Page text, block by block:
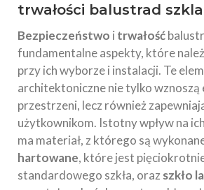
trwałości balustrad
Bezpieczeństwo i trwałość
fundamentalne aspekty, które
przy ich wyborze i instalacji. Te
architektoniczne nie tylko
przestrzeni, lecz również
użytkownikom. Istotny wpływ na
ma materiał, z którego są
hartowane, które jest
standardowego szkła, oraz szkło